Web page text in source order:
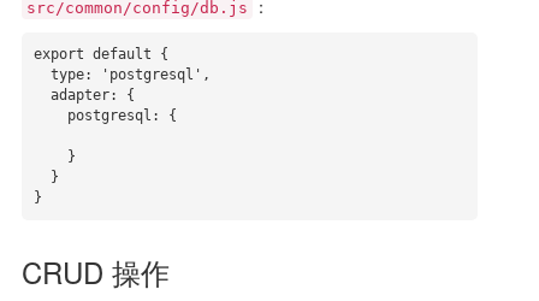
src/common/config/db.js ：
export default {
}
CRUD 操作